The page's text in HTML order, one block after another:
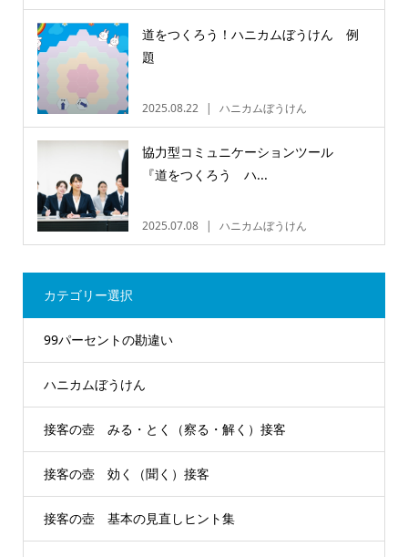
道をつくろう！ハニカムぼうけん 例
題
2025.08.22 ハニカムぼうけん
協力型コミュニケーションツール
『道をつくろう ハ...
2025.07.08 ハニカムぼうけん
カテゴリー選択
99パーセントの勘違い
ハニカムぼうけん
接客の壺 みる・とく（察る・解く）接客
接客の壺 効く（聞く）接客
接客の壺 基本の見直しヒント集